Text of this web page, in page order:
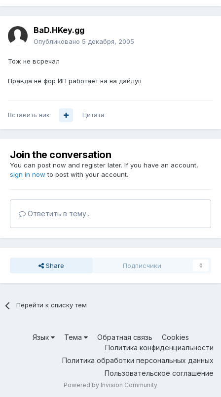
BaD.HKey.gg
Опубликовано 5 декабря, 2005
Тож не всречал
Правда не фор ИП работает на на дайлуп
Вставить ник Цитата
Join the conversation
You can post now and register later. If you have an account,
sign in now to post with your account.
Ответить в тему...
Share Подписчики 0
Перейти к списку тем
Язык Тема Обратная связь
Cookies
Политика конфиденциальности
Политика обработки персональных данных
Пользовательское соглашение
Powered by Invision Community